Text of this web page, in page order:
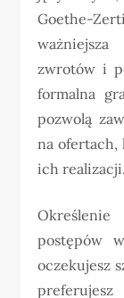
Goethe-
zwrotów i
formalna
pozwolą
na ofertach,
ich realizacji.
Określenie
postępów
oczekujesz